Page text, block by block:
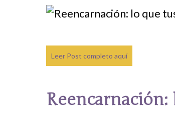
Leer Post completo aquí